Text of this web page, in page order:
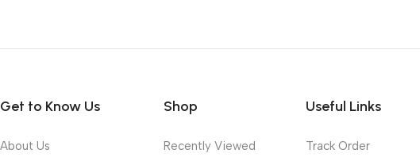
Get to Know Us
About Us
Shop
Recently Viewed
Useful Links
Track Order